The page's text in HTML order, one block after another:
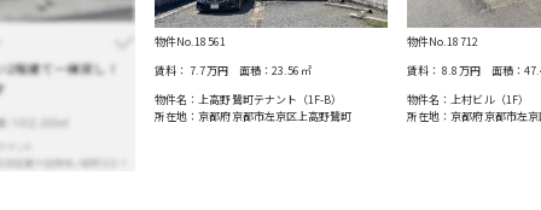
物件No.18561
賃料：7.7万円面積：23.56 ㎡
物件名：上高野鷺町テナント（1F-B）
所在地：京都府京都市左京区上高野鷺町
物件No.18712
賃料：8.8万円面積：
物件名：上村ビル（1F）
所在地：京都府京都市左